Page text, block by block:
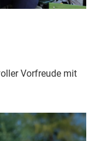
Vorfreude mit